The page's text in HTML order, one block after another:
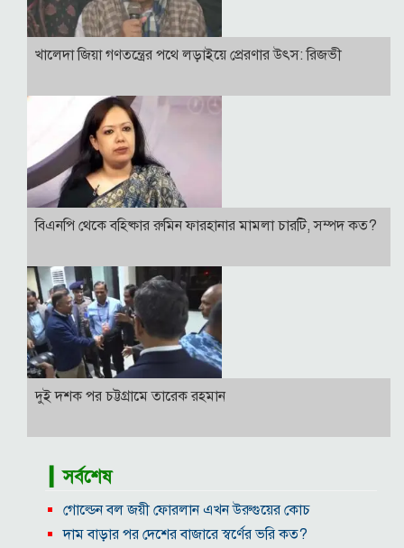
খালেদা জিয়া গণতন্ত্রের পথে লড়াইয়ে প্রেরণার উৎস: রিজভী
বিএনপি থেকে বহিষ্কার রুমিন ফারহানার মামলা চারটি, সম্পদ কত?
দুই দশক পর চট্টগ্রামে তারেক রহমান
▎সর্বশেষ
গোল্ডেন বল জয়ী ফোরলান এখন উরুগুয়ের কোচ
দাম বাড়ার পর দেশের বাজারে স্বর্ণের ভরি কত?